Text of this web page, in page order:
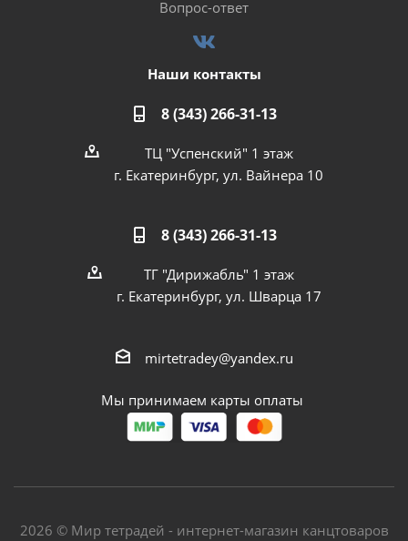
Вопрос-ответ
Наши контакты
8 (343) 266-31-13
ТЦ "Успенский" 1 этаж
г. Екатеринбург, ул. Вайнера 10
8 (343) 266-31-13
ТГ "Дирижабль" 1 этаж
г. Екатеринбург, ул. Шварца 17
mirtetradey@yandex.ru
Мы принимаем карты оплаты
2026 © Мир тетрадей - интернет-магазин канцтоваров